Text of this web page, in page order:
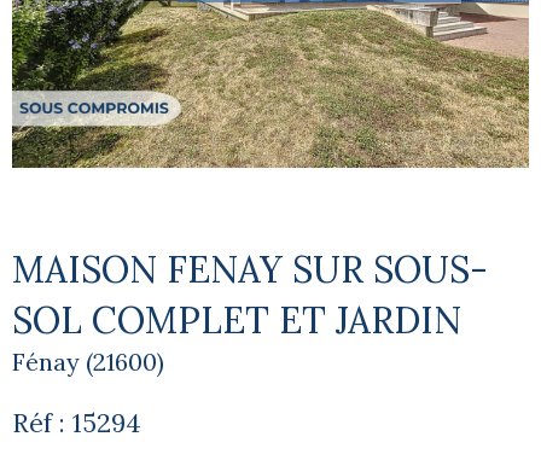
MAISON FENAY SUR SOUS-
SOL COMPLET ET JARDIN
Fénay (21600)
Réf : 15294